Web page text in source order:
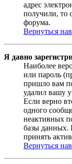
адрес
получили, то
форума.
Вернуться
Я давно
Наиболее
или пароль
пришло вам
удалил вашу
Если верно
одного
неактивных
базы данных.
принять
Вернуться